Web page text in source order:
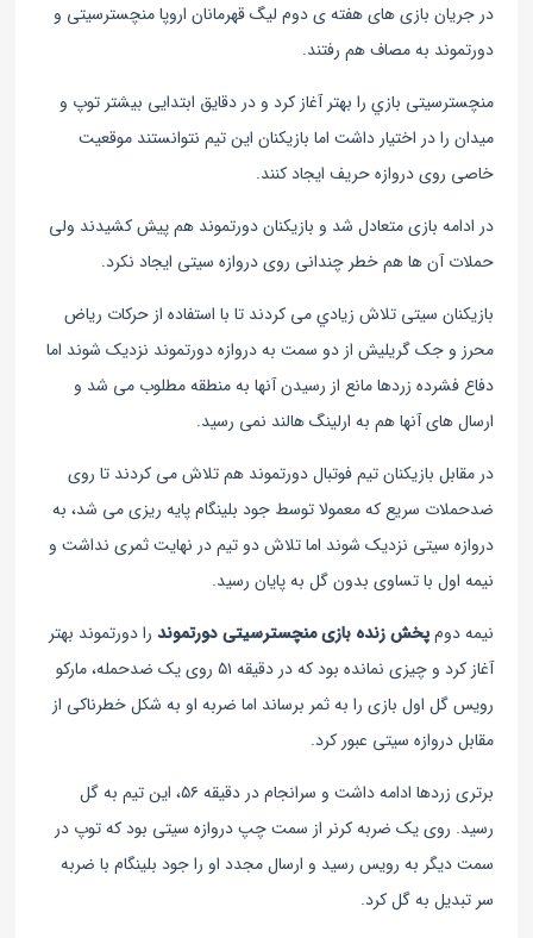
در جریان بازی های هفته ی دوم لیگ قهرمانان اروپا منچسترسیتی و
دورتموند به مصاف هم رفتند.
منچسترسیتی بازي را بهتر آغاز کرد و در دقایق ابتدایی بیشتر توپ و
میدان را در اختیار داشت اما بازیکنان این تیم نتوانستند موقعیت
خاصی روی دروازه حریف ایجاد کنند.
در ادامه بازی متعادل شد و بازیکنان دورتموند هم پیش کشیدند ولی
حملات آن ها هم خطر چندانی روی دروازه سیتی ایجاد نکرد.
بازیکنان سیتی تلاش زيادي می کردند تا با استفاده از حرکات ریاض
محرز و جک گریلیش از دو سمت به دروازه دورتموند نزدیک شوند اما
دفاع فشرده زردها مانع از رسیدن آنها به منطقه مطلوب می شد و
ارسال های آنها هم به ارلینگ هالند نمی رسید.
در مقابل بازیکنان تیم فوتبال دورتموند هم تلاش می کردند تا روی
ضدحملات سریع که معمولا توسط جود بلینگام پایه ریزی می شد، به
دروازه سیتی نزدیک شوند اما تلاش دو تیم در نهایت ثمری نداشت و
نیمه اول با تساوی بدون گل به پایان رسید.
نیمه دومپخش زنده بازی منچسترسیتی دورتموند را دورتموند بهتر
آغاز کرد و چیزی نمانده بود که در دقیقه ۵۱ روی یک ضدحمله، مارکو
رویس گل اول بازی را به ثمر برساند اما ضربه او به شکل خطرناکی از
مقابل دروازه سیتی عبور کرد.
برتری زردها ادامه داشت و سرانجام در دقیقه ۵۶، این تیم به گل
رسید. روی یک ضربه کرنر از سمت چپ دروازه سیتی بود که توپ در
سمت دیگر به رویس رسید و ارسال مجدد او را جود بلینگام با ضربه
سر تبدیل به گل کرد.